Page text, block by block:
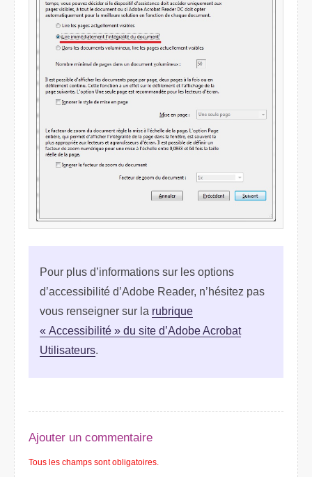
Pour plus d’informations sur les options
d’accessibilité d’Adobe Reader, n’hésitez pas
vous renseigner sur la rubrique
« Accessibilité » du site d’Adobe Acrobat
Utilisateurs.
Ajouter un commentaire
Tous les champs sont obligatoires.